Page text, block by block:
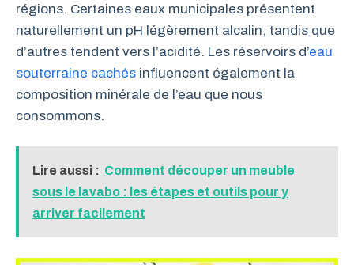
régions. Certaines eaux municipales présentent
naturellement un pH légèrement alcalin, tandis que
d’autres tendent vers l’acidité. Les réservoirs d’eau
souterraine cachés influencent également la
composition minérale de l’eau que nous
consommons.
Lire aussi : Comment découper un meuble
sous le lavabo : les étapes et outils pour y
arriver facilement